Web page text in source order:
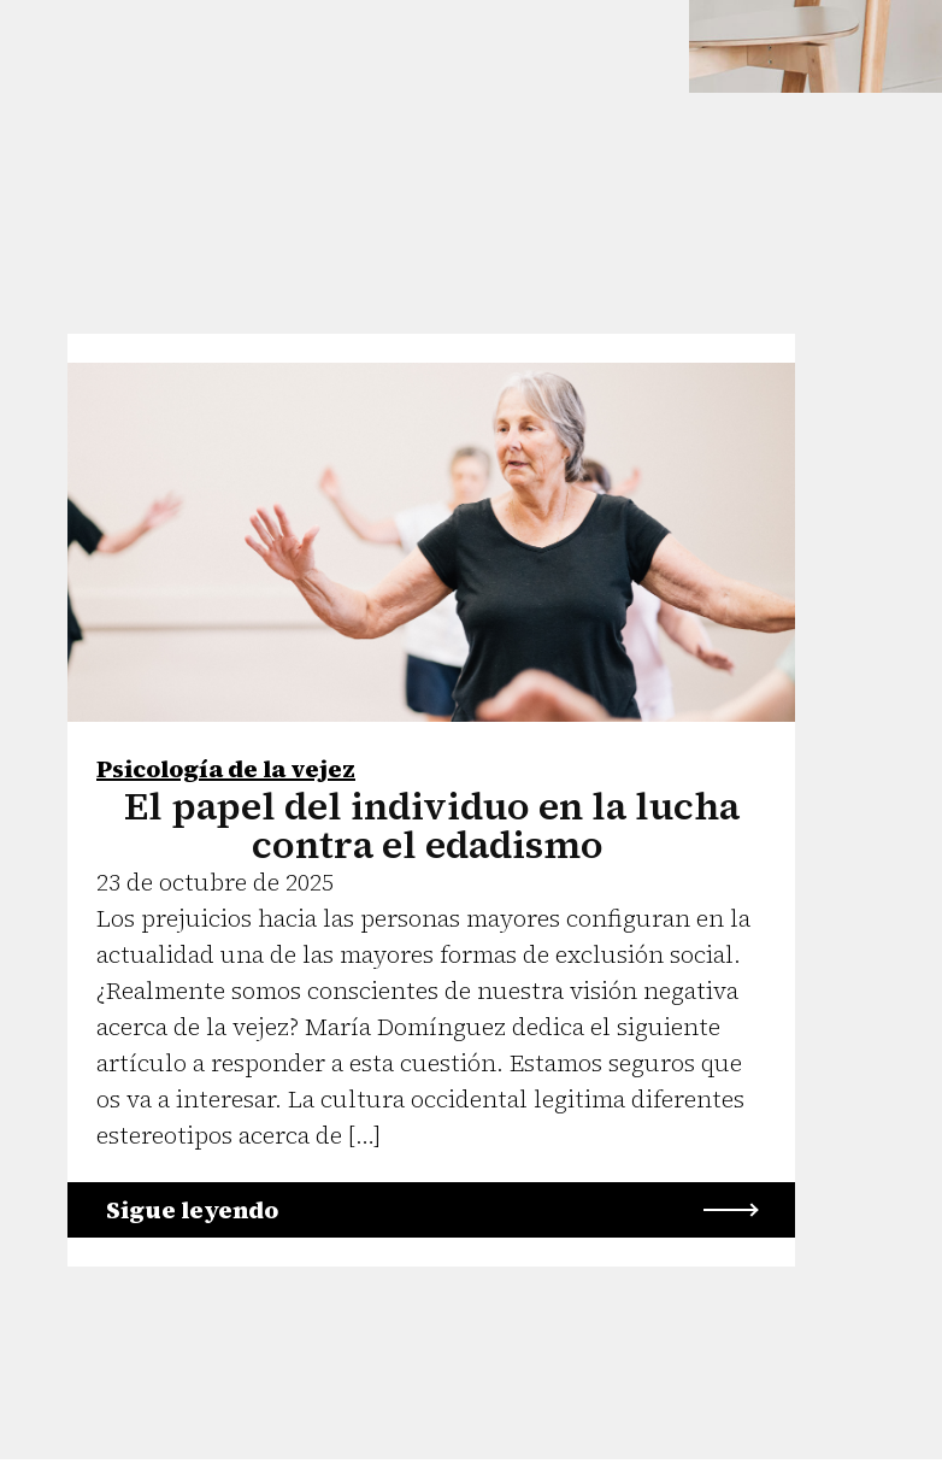
Psicología de la vejez
El papel del individuo en la lucha
contra el edadismo
23 de octubre de 2025
Los prejuicios hacia las personas mayores configuran en la
actualidad una de las mayores formas de exclusión social.
¿Realmente somos conscientes de nuestra visión negativa
acerca de la vejez? María Domínguez dedica el siguiente
artículo a responder a esta cuestión. Estamos seguros que
os va a interesar. La cultura occidental legitima diferentes
estereotipos acerca de […]
Sigue leyendo